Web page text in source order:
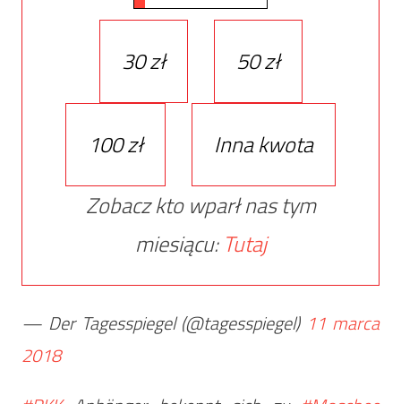
30 zł 50 zł
100 zł
Inna kwota
Zobacz kto wparł nas tym
miesiącu: Tutaj
— Der Tagesspiegel (@tagesspiegel) 11 marca
2018